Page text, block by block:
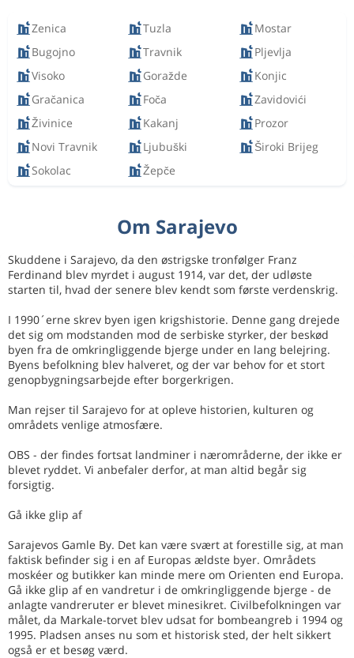
Zenica Tuzla
Mostar
Bugojno
Travnik
Pljevlja
Visoko
Goražde
Konjic
Gračanica
Foča
Zavidovići
Živinice
Kakanj
Prozor
Novi Travnik
Ljubuški
Široki Brijeg
Sokolac
Žepče
Om Sarajevo
Skuddene i Sarajevo, da den østrigske tronfølger Franz
Ferdinand blev myrdet i august 1914, var det, der udløste
starten til, hvad der senere blev kendt som første verdenskrig.
I 1990´erne skrev byen igen krigshistorie. Denne gang drejede
det sig om modstanden mod de serbiske styrker, der beskød
byen fra de omkringliggende bjerge under en lang belejring.
Byens befolkning blev halveret, og der var behov for et stort
genopbygningsarbejde efter borgerkrigen.
Man rejser til Sarajevo for at opleve historien, kulturen og
områdets venlige atmosfære.
OBS - der findes fortsat landminer i nærområderne, der ikke er
blevet ryddet. Vi anbefaler derfor, at man altid begår sig
forsigtig.
Gå ikke glip af
Sarajevos Gamle By. Det kan være svært at forestille sig, at man
faktisk befinder sig i en af Europas ældste byer. Områdets
moskéer og butikker kan minde mere om Orienten end Europa.
Gå ikke glip af en vandretur i de omkringliggende bjerge - de
anlagte vandreruter er blevet minesikret. Civilbefolkningen var
målet, da Markale-torvet blev udsat for bombeangreb i 1994 og
1995. Pladsen anses nu som et historisk sted, der helt sikkert
også er et besøg værd.